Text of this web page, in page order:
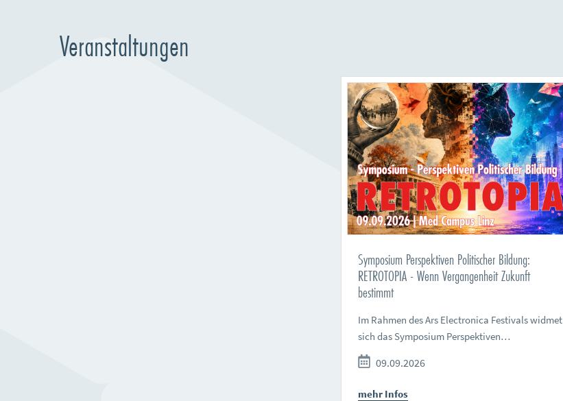
Veranstaltungen
Symposium Perspektiven Politischer Bildung:
RETROTOPIA - Wenn Vergangenheit Zukunft
bestimmt
Im Rahmen des Ars Electronica Festivals widmet
sich das Symposium Perspektiven…
09.09.2026
mehr Infos